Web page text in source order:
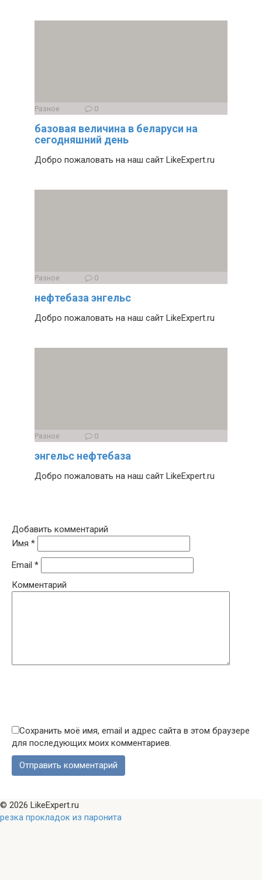
Разное 0
базовая величина в беларуси на
сегодняшний день
Добро пожаловать на наш сайт LikeExpert.ru
Разное 0
нефтебаза энгельс
Добро пожаловать на наш сайт LikeExpert.ru
Разное 0
энгельс нефтебаза
Добро пожаловать на наш сайт LikeExpert.ru
Добавить комментарий
Имя *
Email *
Комментарий
Сохранить моё имя, email и адрес сайта в этом браузере
для последующих моих комментариев.
© 2026 LikeExpert.ru
резка прокладок из паронита